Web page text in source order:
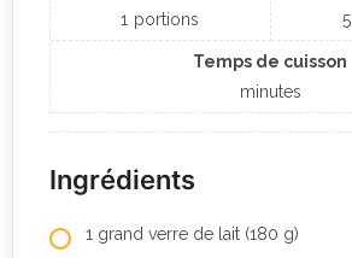
1 portions 5
Temps de cuisson
minutes
Ingrédients
1 grand verre de lait (180 g)